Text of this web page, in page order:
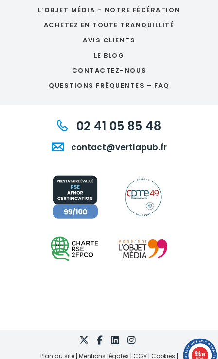
L’OBJET MÉDIA – NOTRE FÉDÉRATION
ACHETEZ EN TOUTE TRANQUILLITÉ
AVIS CLIENTS
LE BLOG
CONTACTEZ-NOUS
QUESTIONS FRÉQUENTES – FAQ
02 41 05 85 48
contact@vertlapub.fr
Plan du site Mentions légales CGV Cookies 9.6/10